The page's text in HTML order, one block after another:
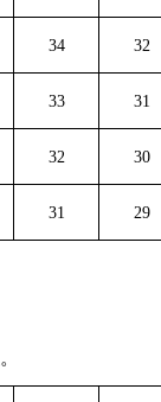
34 32
33 31
32 30
31 29
。